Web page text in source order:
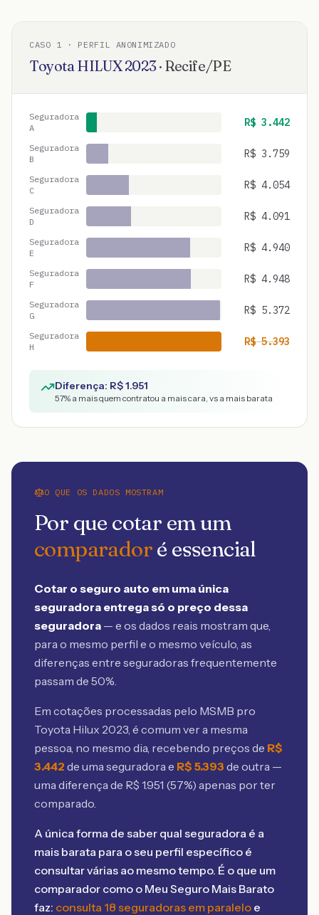
CASO 1 · PERFIL ANONIMIZADO
ToyotaHILUX2023· Recife/PE
Seguradora
A
R$ 3.442
Seguradora
B
R$ 3.759
Seguradora
C
R$ 4.054
Seguradora
D
R$ 4.091
Seguradora
E
R$ 4.940
Seguradora
F
R$ 4.948
Seguradora
G
R$ 5.372
Seguradora
H
R$5.393
Diferença: R$1.951
57% a mais quem contratou a mais cara, vs a mais barata
O QUE OS DADOS MOSTRAM
Por que cotar em um
comparadoré essencial
Cotar o seguro auto em uma única
seguradora entrega só o preço dessa
seguradora — e os dados reais mostram que,
para o mesmo perfil e o mesmo veículo, as
diferenças entre seguradoras frequentemente
passam de 50%.
Em cotações processadas pelo MSMB pro
Toyota Hilux 2023, é comum ver a mesma
pessoa, no mesmo dia, recebendo preços de R$
3.442 de uma seguradora e R$ 5.393 de outra —
uma diferença de R$ 1.951 (57%) apenas por ter
comparado.
A única forma de saber qual seguradora é a
mais barata para o seu perfil específico é
consultar várias ao mesmo tempo. É o que um
comparador como o Meu Seguro Mais Barato
faz: consulta 18 seguradoras em paralelo e